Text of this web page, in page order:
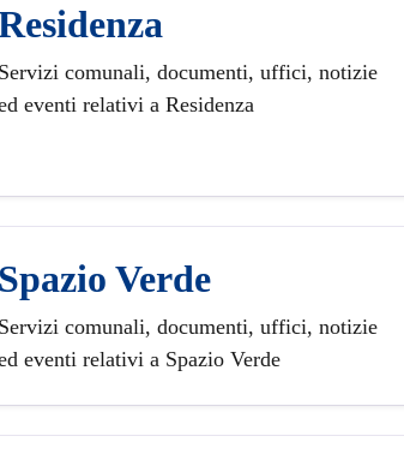
Servizi comunali, documenti, uffici, notizie
eventi relativi a Residenza
Spazio Verde
Servizi comunali, documenti, uffici, notizie
eventi relativi a Spazio Verde